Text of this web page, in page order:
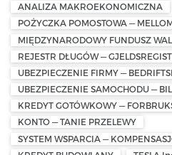
ANALIZA MAKROEKONOMICZNA
POŻYCZKA POMOSTOWA —
MIĘDZYNARODOWY FUNDUSZ
REJESTR DŁUGÓW —
UBEZPIECZENIE FIRMY —
UBEZPIECZENIE SAMOCHODU —
KREDYT GOTÓWKOWY —
KONTO — TANIE PRZELEWY
SYSTEM WSPARCIA —